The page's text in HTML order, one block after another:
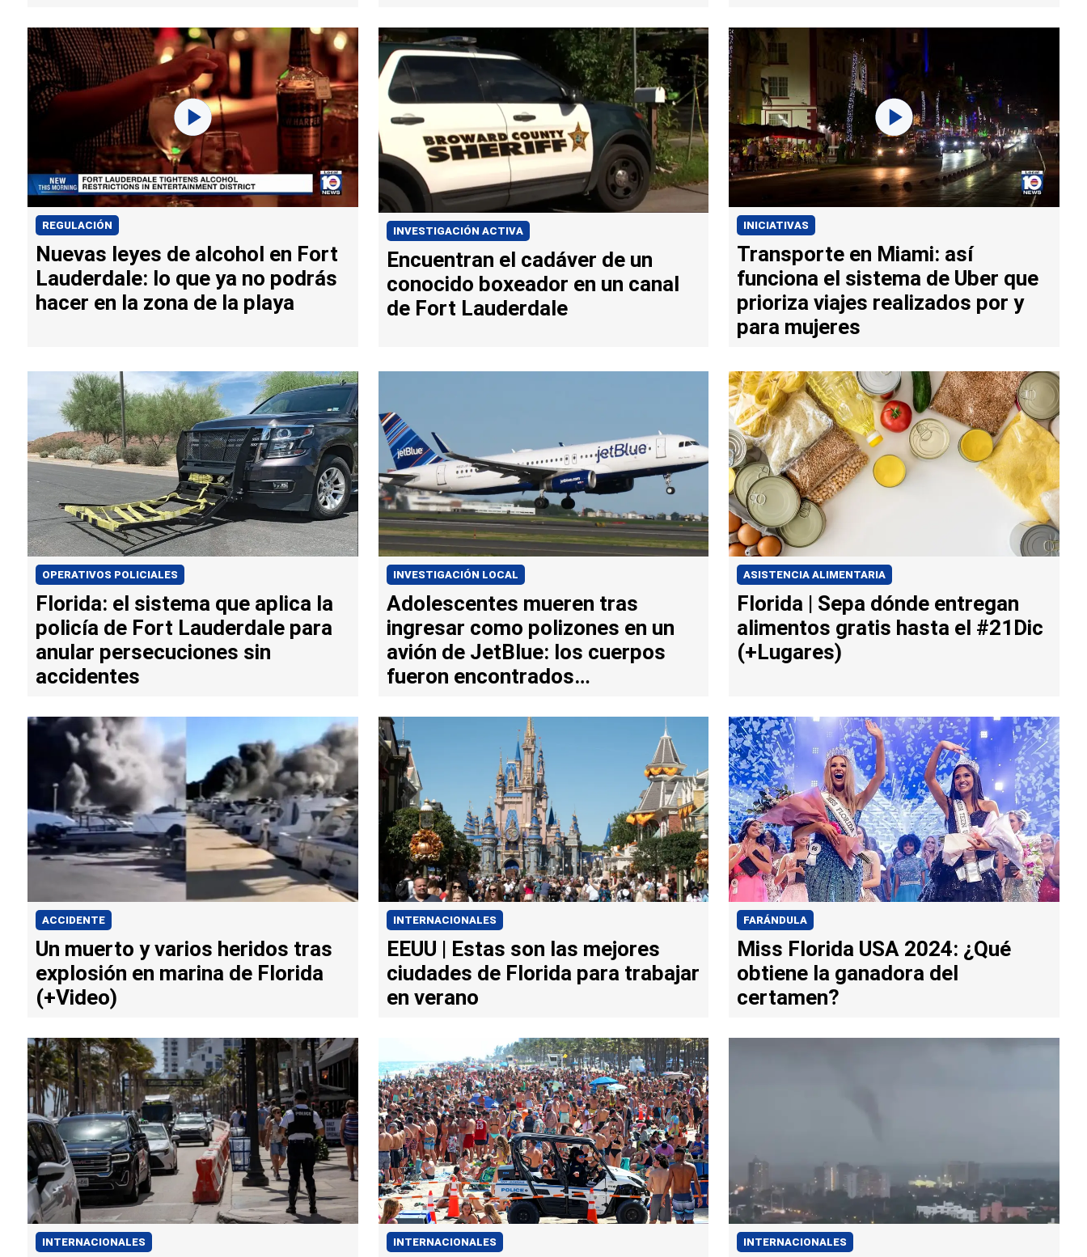
REGULACIÓN
Nuevas leyes de alcohol en Fort
Lauderdale: lo que ya no podrás
hacer en la zona de la playa
INVESTIGACIÓN ACTIVA
Encuentran el cadáver de un
conocido boxeador en un canal
de Fort Lauderdale
INICIATIVAS
Transporte en Miami: así
funciona el sistema de Uber que
prioriza viajes realizados por y
para mujeres
OPERATIVOS POLICIALES
Florida: el sistema que aplica la
policía de Fort Lauderdale para
anular persecuciones sin
accidentes
INVESTIGACIÓN LOCAL
Adolescentes mueren tras
ingresar como polizones en un
avión de JetBlue: los cuerpos
fueron encontrados
ASISTENCIA ALIMENTARIA
Florida | Sepa dónde entregan
alimentos gratis hasta el #21Dic
(+Lugares)
ACCIDENTE
Un muerto y varios heridos tras
explosión en marina de Florida
(+Video)
INTERNACIONALES
EEUU | Estas son las mejores
ciudades de Florida para trabajar
en verano
FARÁNDULA
Miss Florida USA 2024: ¿Qué
obtiene la ganadora del
certamen?
INTERNACIONALES INTERNACIONALES INTERNACIONALES